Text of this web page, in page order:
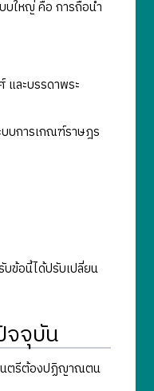
บใหญ่ คือ การถือน้ำ
และบรรดาพระ
บบการเกณฑ์ราษฎร
บข้อนี้ได้ปรับเปลี่ยน
จุบัน
นตรีต้องปฏิญาณตน